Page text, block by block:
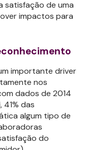
satisfação de uma
impactos para
importante driver
nos
dados de 2014
41% das
algum tipo de
do